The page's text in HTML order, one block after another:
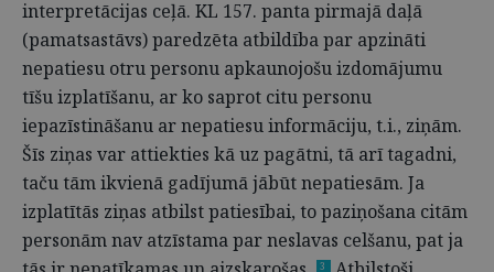
interpretācijas ceļā. KL 157. panta pirmajā daļā
(pamatsastāvs) paredzēta atbildība par apzināti
nepatiesu otru personu apkaunojošu izdomājumu
tīšu izplatīšanu, ar ko saprot citu personu
iepazīstināšanu ar nepatiesu informāciju, t.i., ziņām.
Šīs ziņas var attiekties kā uz pagātni, tā arī tagadni,
taču tām ikvienā gadījumā jābūt nepatiesām. Ja
izplatītās ziņas atbilst patiesībai, to paziņošana citām
personām nav atzīstama par neslavas celšanu, pat ja
3